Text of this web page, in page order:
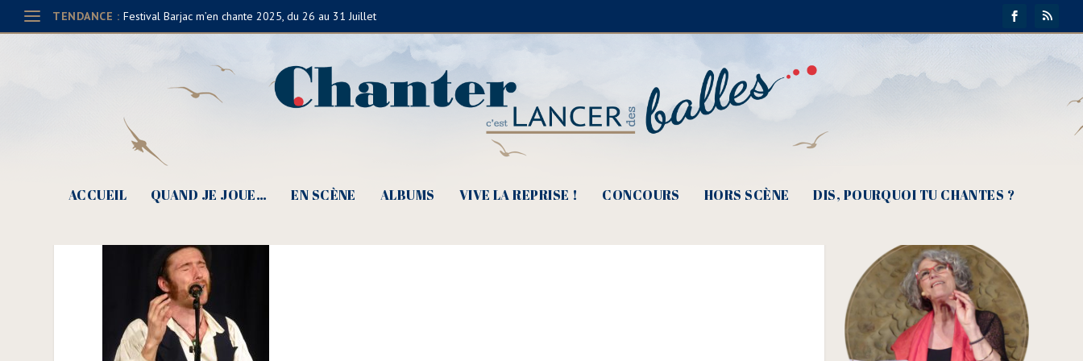
TENDANCE : Festival Barjac m’en chante 2025, du 26 au 31 Juillet
ACCUEIL QUAND JE JOUE… EN SCÈNE ALBUMS VIVE LA REPRISE ! CONCOURS HORS SCÈNE DIS, POURQUOI TU CHANTES ?
Archibald, un nouveau solo libertaire (Ⓒ Claude Fèvre)